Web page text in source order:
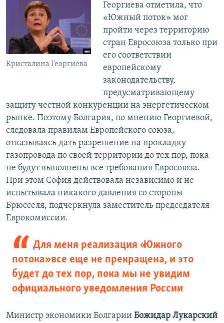
Кристалина Георгиева
Георгиева отметила, что
«Южный поток» мог
пройти через территорию
стран Евросоюза только при
его соответствии
европейскому
законодательству,
предусматривающему
защиту честной конкуренции на энергетическом
рынке. Поэтому Болгария, по мнению Георгиевой,
следовала правилам Европейского союза,
отказываясь дать разрешение на прокладку
газопровода по своей территории до тех пор, пока
не будут выполнены все требования Евросоюза.
При этом София действовала независимо и не
испытывала никакого давления со стороны
Брюсселя, подчеркнула заместитель председателя
Еврокомиссии.
Для меня реализация «Южного
потока» все еще не прекращена, и это
будет до тех пор, пока мы не увидим
официального уведомления России
Министр экономики Болгарии Божидар Лукарский